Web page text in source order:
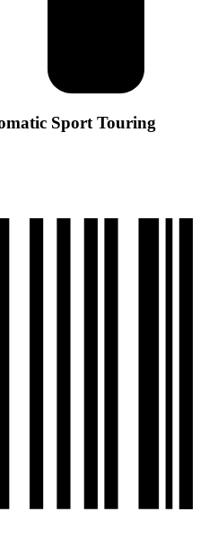
Sport Touring